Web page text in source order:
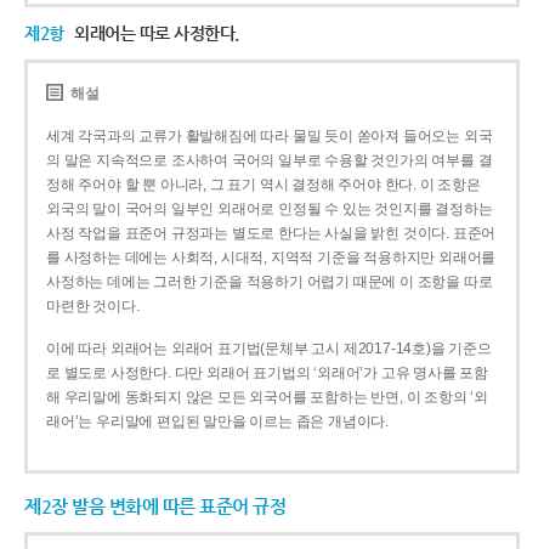
제2항 외래어는 따로 사정한다.
해설
세계 각국과의 교류가 활발해짐에 따라 물밀 듯이 쏟아져 들어오는 외국
의 말은 지속적으로 조사하여 국어의 일부로 수용할 것인가의 여부를 결
정해 주어야 할 뿐 아니라, 그 표기 역시 결정해 주어야 한다. 이 조항은
외국의 말이 국어의 일부인 외래어로 인정될 수 있는 것인지를 결정하는
사정 작업을 표준어 규정과는 별도로 한다는 사실을 밝힌 것이다. 표준어
를 사정하는 데에는 사회적, 시대적, 지역적 기준을 적용하지만 외래어를
사정하는 데에는 그러한 기준을 적용하기 어렵기 때문에 이 조항을 따로
마련한 것이다.
이에 따라 외래어는 외래어 표기법(문체부 고시 제2017-14호)을 기준으
로 별도로 사정한다. 다만 외래어 표기법의 ‘외래어’가 고유 명사를 포함
해 우리말에 동화되지 않은 모든 외국어를 포함하는 반면, 이 조항의 ‘외
래어’는 우리말에 편입된 말만을 이르는 좁은 개념이다.
제2장 발음 변화에 따른 표준어 규정